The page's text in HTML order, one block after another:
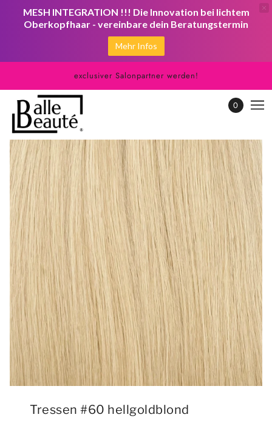
exclusiver Salonpartner werden!
0
Tressen #60 hellgoldblond
MESH INTEGRATION !!! Die Innovation bei lichtem
Oberkopfhaar - vereinbare dein Beratungstermin
Mehr Infos